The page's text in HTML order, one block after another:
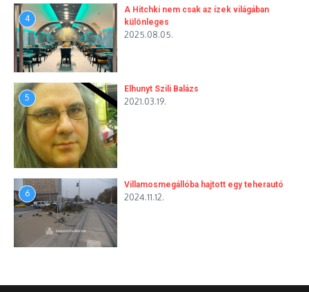
4
A Hitchki nem csak az ízek világában
különleges
2025.08.05.
5
Elhunyt Szili Balázs
2021.03.19.
6
Villamosmegállóba hajtott egy teherautó
2024.11.12.